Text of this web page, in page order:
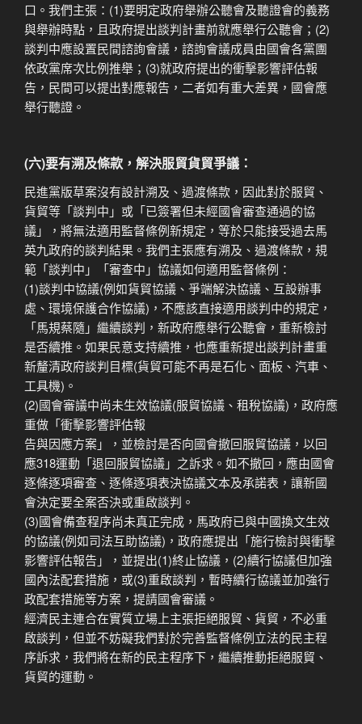
口。我們主張：(1)要明定政府舉辦公聽會及聽證會的義務
與舉辦時點，且政府提出談判計畫前就應舉行公聽會；(2)
談判中應設置民間諮詢會議，諮詢會議成員由國會各黨團
依政黨席次比例推舉；(3)就政府提出的衝擊影響評估報
告，民間可以提出對應報告，二者如有重大差異，國會應
舉行聽證。
(六)要有溯及條款，解決服貿貨貿爭議：
民進黨版草案沒有設計溯及、過渡條款，因此對於服貿、
貨貿等「談判中」或「已簽署但未經國會審查通過的協
議」，將無法適用監督條例新規定，等於只能接受過去馬
英九政府的談判結果。我們主張應有溯及、過渡條款，規
範「談判中」「審查中」協議如何適用監督條例：
(1)談判中協議(例如貨貿協議、爭端解決協議、互設辦事
處、環境保護合作協議)，不應該直接適用談判中的規定，
「馬規蔡隨」繼續談判，新政府應舉行公聽會，重新檢討
是否續推。如果民意支持續推，也應重新提出談判計畫重
新釐清政府談判目標(貨貿可能不再是石化、面板、汽車、
工具機)。
(2)國會審議中尚未生效協議(服貿協議、租稅協議)，政府應
重做「衝擊影響評估報
告與因應方案」，並檢討是否向國會撤回服貿協議，以回
應318運動「退回服貿協議」之訴求。如不撤回，應由國會
逐條逐項審查、逐條逐項表決協議文本及承諾表，讓新國
會決定要全案否決或重啟談判。
(3)國會備查程序尚未真正完成，馬政府已與中國換文生效
的協議(例如司法互助協議)，政府應提出「施行檢討與衝擊
影響評估報告」，並提出(1)終止協議，(2)續行協議但加強
國內法配套措施，或(3)重啟談判，暫時續行協議並加強行
政配套措施等方案，提請國會審議。
經濟民主連合在實質立場上主張拒絕服貿、貨貿，不必重
啟談判，但並不妨礙我們對於完善監督條例立法的民主程
序訴求，我們將在新的民主程序下，繼續推動拒絕服貿、
貨貿的運動。